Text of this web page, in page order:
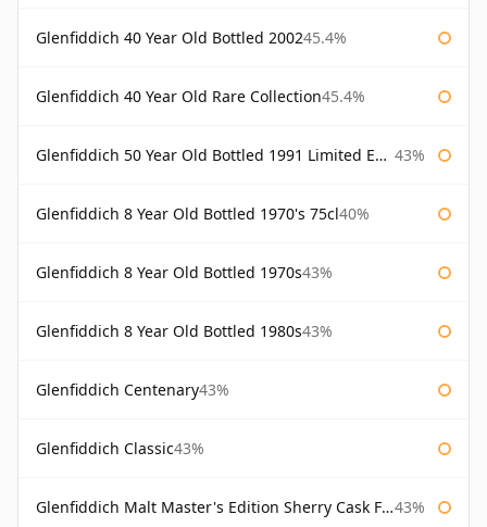
Glenfiddich 40 Year Old Bottled 200245.4%
Glenfiddich 40 Year Old Rare Collection45.4%
Glenfiddich 50 Year Old Bottled 1991 Limited Edition 43%
Glenfiddich 8 Year Old Bottled 1970's 75cl40%
Glenfiddich 8 Year Old Bottled 1970s43%
Glenfiddich 8 Year Old Bottled 1980s43%
Glenfiddich Centenary43%
Glenfiddich Classic43%
Glenfiddich Malt Master's Edition Sherry Cask Finish 43%